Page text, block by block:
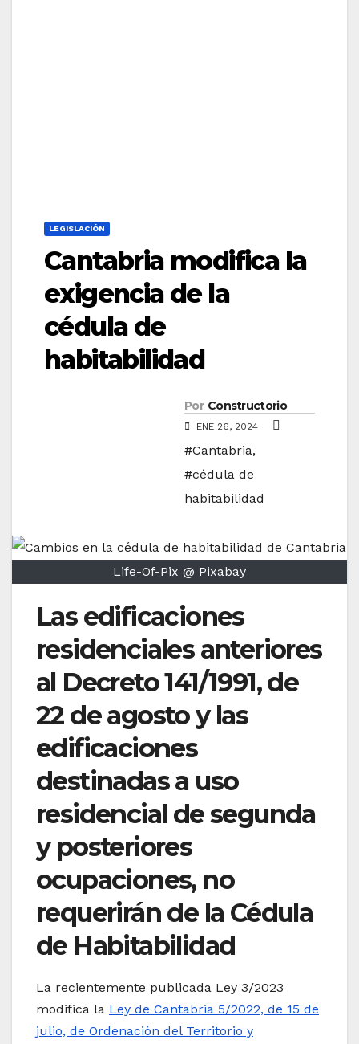
LEGISLACIÓN
Cantabria modifica la
exigencia de la
cédula de
habitabilidad
Por Constructorio
ENE 26, 2024
#Cantabria,
#cédula de
habitabilidad
Life-Of-Pix @ Pixabay
Las edificaciones
residenciales anteriores
al Decreto 141/1991, de
22 de agosto y las
edificaciones
destinadas a uso
residencial de segunda
y posteriores
ocupaciones, no
requerirán de la Cédula
de Habitabilidad
La recientemente publicada Ley 3/2023
modifica la Ley de Cantabria 5/2022, de 15 de
julio, de Ordenación del Territorio y